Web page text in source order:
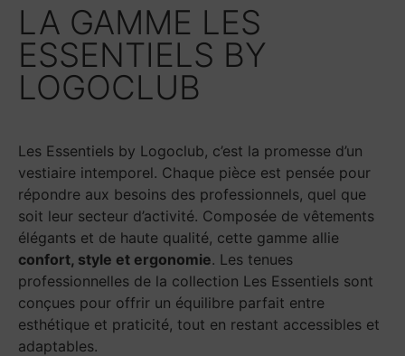
LA GAMME LES
ESSENTIELS BY
LOGOCLUB
Les Essentiels by Logoclub, c’est la promesse d’un
vestiaire intemporel. Chaque pièce est pensée pour
répondre aux besoins des professionnels, quel que
soit leur secteur d’activité. Composée de vêtements
élégants et de haute qualité, cette gamme allie
confort, style et ergonomie. Les tenues
professionnelles de la collection Les Essentiels sont
conçues pour offrir un équilibre parfait entre
esthétique et praticité, tout en restant accessibles et
adaptables.